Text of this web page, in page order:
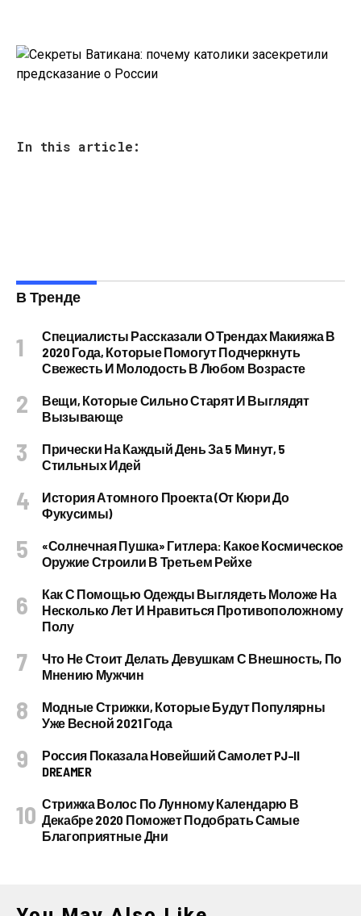
In this article:
В Тренде
Специалисты Рассказали О Трендах Макияжа В
2020 Года, Которые Помогут Подчеркнуть
Свежесть И Молодость В Любом Возрасте
Вещи, Которые Сильно Старят И Выглядят
Вызывающе
Прически На Каждый День За 5 Минут, 5
Стильных Идей
История Атомного Проекта (от Кюри До
Фукусимы)
«Солнечная Пушка» Гитлера: Какое Космическое
Оружие Строили В Третьем Рейхе
Как С Помощью Одежды Выглядеть Моложе На
Несколько Лет И Нравиться Противоположному
Полу
Что Не Стоит Делать Девушкам С Внешность, По
Мнению Мужчин
Модные Стрижки, Которые Будут Популярны
Уже Весной 2021 Года
Россия Показала Новейший Самолет PJ–II
DREAMER
Стрижка Волос По Лунному Календарю В
Декабре 2020 Поможет Подобрать Самые
Благоприятные Дни